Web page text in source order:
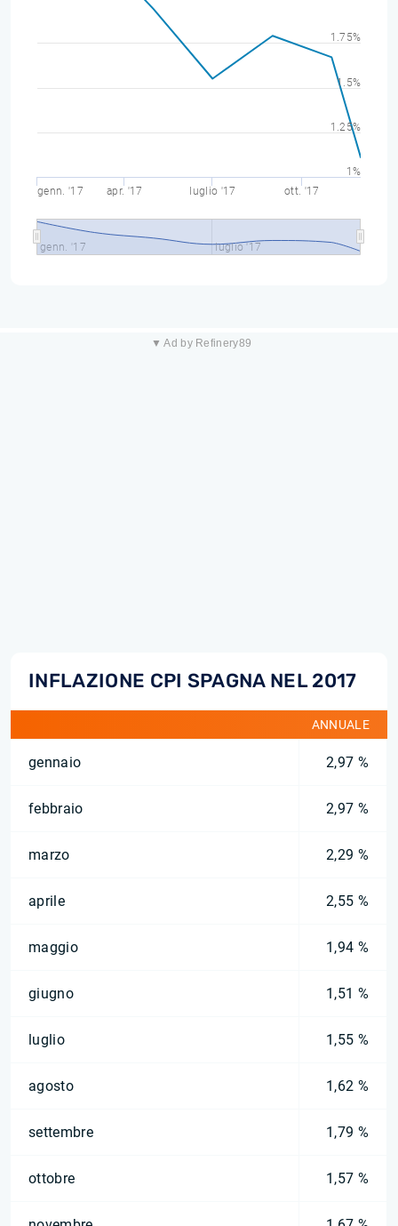
genn. '17 apr. '17 luglio '17 ott. '17
genn. '17 luglio '17
1%
1.25%
1.5%
1.75%
▼ Ad by Refinery89
INFLAZIONE CPI SPAGNA NEL 2017
ANNUALE
gennaio 2,97 %
febbraio 2,97 %
marzo 2,29 %
aprile 2,55 %
maggio 1,94 %
giugno 1,51 %
luglio 1,55 %
agosto 1,62 %
settembre 1,79 %
ottobre 1,57 %